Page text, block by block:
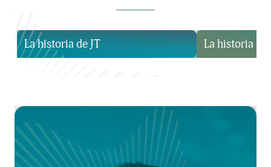
La historia de JT La historia de